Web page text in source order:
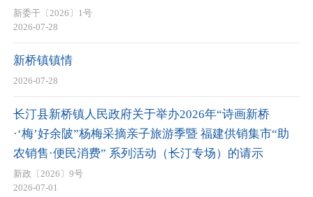
新委干〔2026〕1号
2026-07-28
新桥镇镇情
2026-07-28
长汀县新桥镇人民政府关于举办2026年“诗画新桥
·‘梅’好余陂”杨梅采摘亲子旅游季暨 福建供销集市“助
农销售·便民消费” 系列活动（长汀专场）的请示
新政〔2026〕9号
2026-07-01